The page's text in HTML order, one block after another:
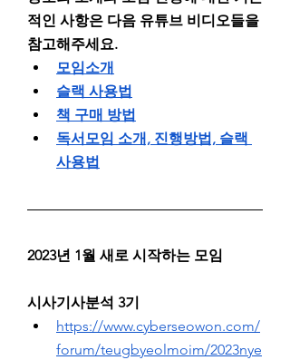
적인 사항은 다음 유튜브 비디오들을
참고해주세요.
모임소개
슬랙 사용법
책 구매 방법
독서모임 소개, 진행방법, 슬랙
사용법
2023년 1월 새로 시작하는 모임
시사기사분석 3기
https://www.cyberseowon.com/
forum/teugbyeolmoim/2023nye